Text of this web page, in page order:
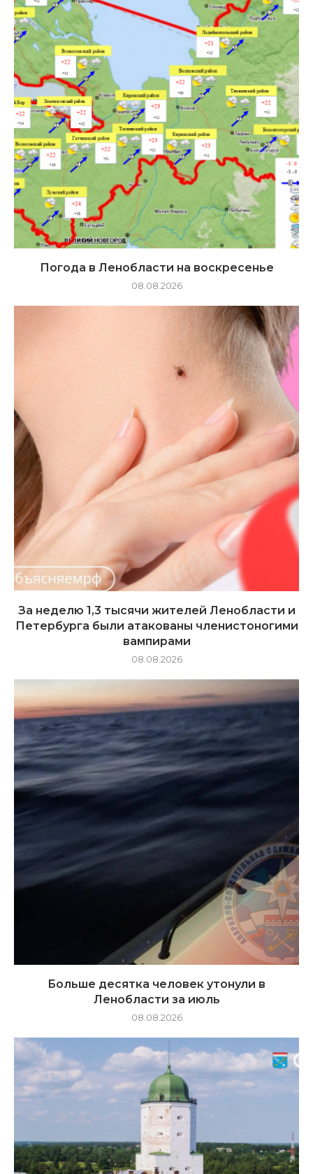
Погода в Ленобласти на воскресенье
08.08.2026
За неделю 1,3 тысячи жителей Ленобласти и
Петербурга были атакованы членистоногими
вампирами
08.08.2026
Больше десятка человек утонули в
Ленобласти за июль
08.08.2026